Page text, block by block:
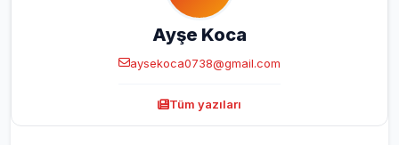
Ayşe Koca
aysekoca0738@gmail.com
Tüm yazıları